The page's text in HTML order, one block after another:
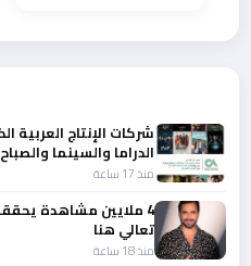
شركات الإنتاج
الدراما والسينما
منذ 17 ساعة
4 ملايين مشاهدة
تعالي هنا
منذ 18 ساعة